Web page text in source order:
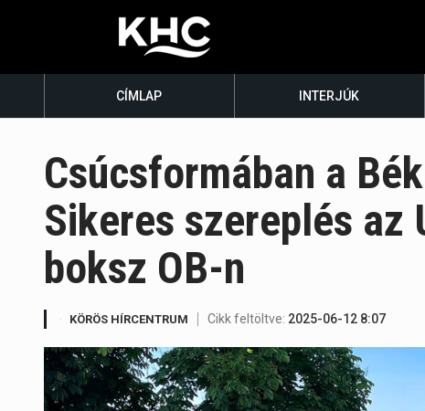
CÍMLAP INTERJÚK
Csúcsformában a
Sikeres szereplés az
boksz OB-n
KÖRÖS HÍRCENTRUM Cikk feltöltve: 2025-06-12 8:07